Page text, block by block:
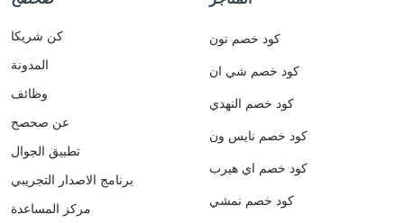
كن شريكا
المدونة
وظائف
عن صحصح
تطبيق الجوال
برنامج الاصدار التجريبي
مركز المساعدة
كود خصم نون
كود خصم شي ان
كود خصم النهدي
كود خصم نايس ون
كود خصم اي هيرب
كود خصم نمشي